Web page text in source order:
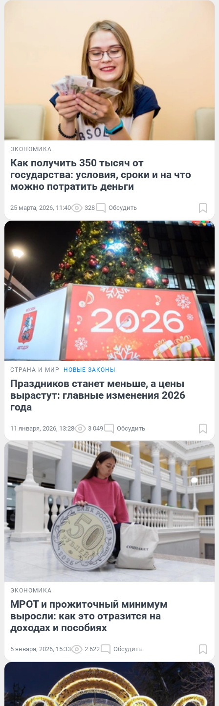
ЭКОНОМИКА
Как получить 350 тысяч от
государства: условия, сроки и на что
можно потратить деньги
25 марта, 2026, 11:40 328 Обсудить
СТРАНА И МИР НОВЫЕ ЗАКОНЫ
Праздников станет меньше, а цены
вырастут: главные изменения 2026
года
11 января, 2026, 13:28 3 049 Обсудить
ЭКОНОМИКА
МРОТ и прожиточный минимум
выросли: как это отразится на
доходах и пособиях
5 января, 2026, 15:33 2 622 Обсудить